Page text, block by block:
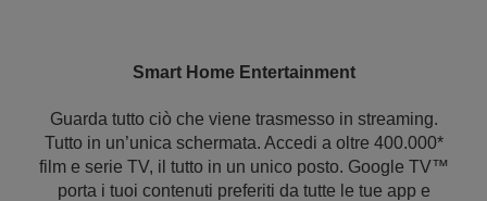
Smart Home Entertainment
Guarda tutto ciò che viene trasmesso in streaming.
Tutto in un’unica schermata. Accedi a oltre 400.000*
film e serie TV, il tutto in un unico posto. Google TV™
porta i tuoi contenuti preferiti da tutte le tue app e